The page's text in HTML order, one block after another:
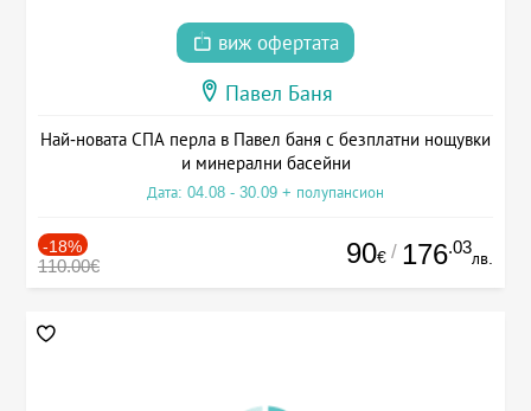
виж офертата
Павел Баня
Най-новата СПА перла в Павел баня с безплатни нощувки
и минерални басейни
Дата: 04.08 - 30.09 + полупансион
-18%
110.00€ 90€ / 176.03
лв.